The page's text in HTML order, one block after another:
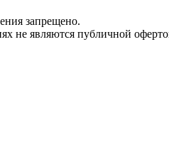
запрещено.
не являются публичной